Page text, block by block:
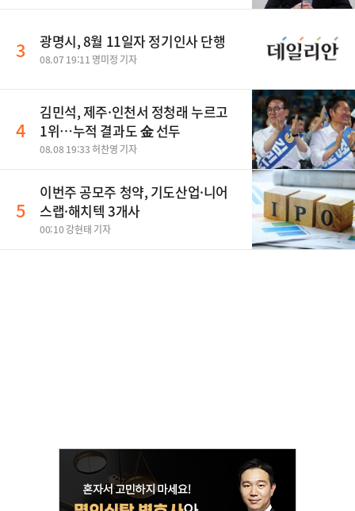
3 광명시, 8월 11일자 정기인사 단행
08.07 19:11 명미정 기자
4
김민석, 제주·인천서 정청래 누르고
1위…누적 결과도 金 선두
08.08 19:33 허찬영 기자
5
이번주 공모주 청약, 기도산업·니어
스랩·해치텍 3개사
00:10 강현태 기자